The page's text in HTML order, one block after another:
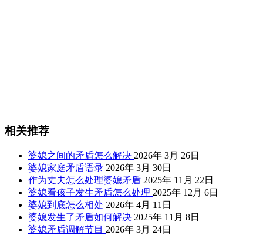
相关推荐
婆媳之间的矛盾怎么解决 2026年 3月 26日
婆媳家庭矛盾语录 2026年 3月 30日
作为丈夫怎么处理婆媳矛盾 2025年 11月 22日
婆媳看孩子发生矛盾怎么处理 2025年 12月 6日
婆媳到底怎么相处 2026年 4月 11日
婆媳发生了矛盾如何解决 2025年 11月 8日
婆媳矛盾调解节目 2026年 3月 24日